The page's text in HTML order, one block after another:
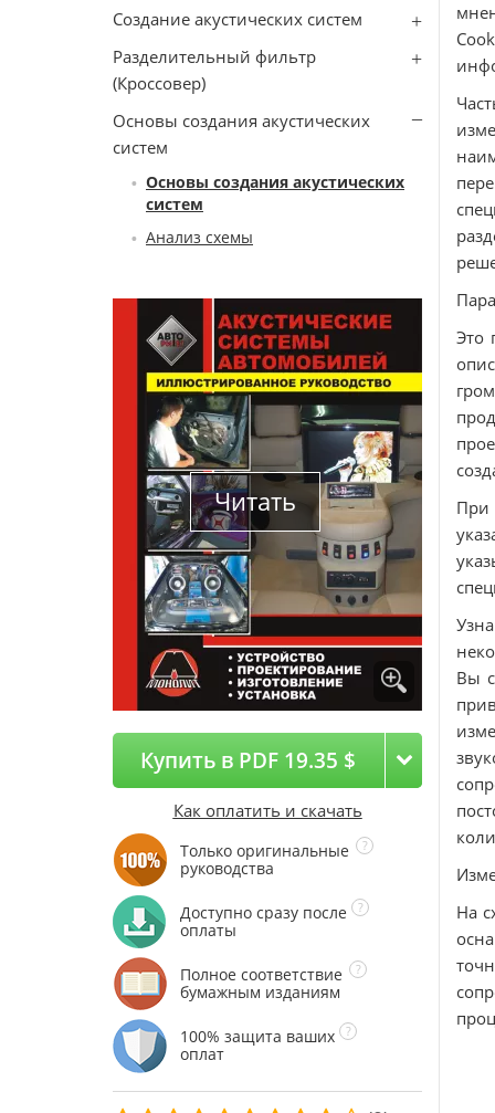
Создание акустических систем
Разделительный фильтр
(Кроссовер)
Основы создания акустических
систем
Основы создания акустических
систем
Анализ схемы
Читать
Купить в PDF 19.35 $
Как оплатить и скачать
Только оригинальные
руководства
Доступно сразу после
оплаты
Полное соответствие
бумажным изданиям
100% защита ваших
оплат
Это
При
Вы
На